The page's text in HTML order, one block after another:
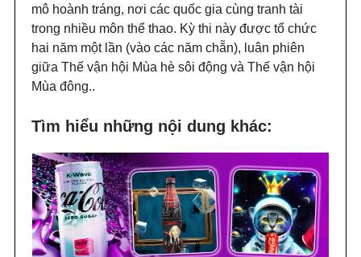
mô hoành tráng, nơi các quốc gia cùng tranh tài
trong nhiều môn thể thao. Kỳ thi này được tổ chức
hai năm một lần (vào các năm chẵn), luân phiên
giữa Thế vận hội Mùa hè sôi động và Thế vận hội
Mùa đông..
Tìm hiểu những nội dung khác: